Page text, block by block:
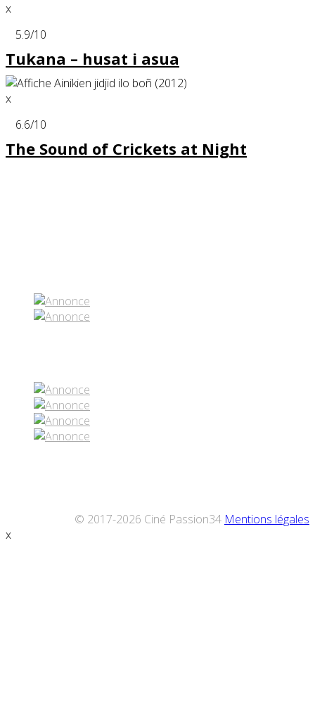
x
5.9/10
Tukana – husat i asua
x
6.6/10
The Sound of Crickets at Night
© 2017-2026 Ciné Passion34 Mentions légales
x